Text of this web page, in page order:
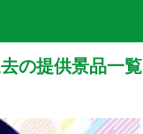
の提供景品一覧